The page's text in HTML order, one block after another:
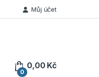
Můj účet
0
0,00 Kč